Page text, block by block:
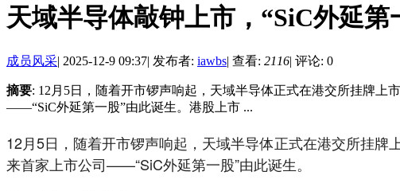
天域半导体敲钟上市，“SiC外延第
成员风采| 2025-12-9 09:37| 发布者: iawbs| 查看: 2116| 评论: 0
摘要: 12月5日，随着开市锣声响起，天域半导体正式在港交所挂牌
——“SiC外延第一股”由此诞生。港股上市 ...
12月5日，随着开市锣声响起，天域半导体正式在港交所挂
来首家上市公司——“SiC外延第一股”由此诞生。